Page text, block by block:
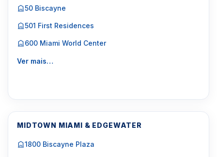
50 Biscayne
501 First Residences
600 Miami World Center
Ver mais…
MIDTOWN MIAMI & EDGEWATER
1800 Biscayne Plaza